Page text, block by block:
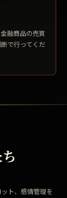
融商品の売買
で行ってくだ
ト、感情管理を